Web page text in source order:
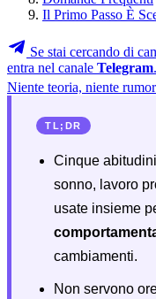
Il Primo Passo È
Se stai cercando di
entra nel canale Telegram
Niente teoria, niente
TL;DR
Cinque
sonno, lavoro
usate insieme
cambiamenti.
Non servono